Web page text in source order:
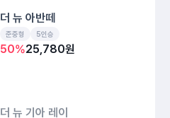
더 뉴 아반떼
준중형 5인승
50%25,780원
더 뉴 기아 레이